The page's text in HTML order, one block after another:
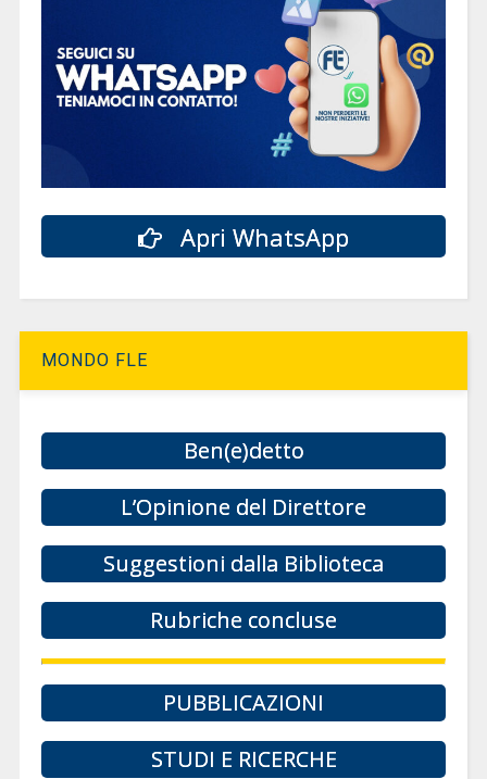
Apri WhatsApp
MONDO FLE
Ben(e)detto
L’Opinione del Direttore
Suggestioni dalla Biblioteca
Rubriche concluse
PUBBLICAZIONI
STUDI E RICERCHE